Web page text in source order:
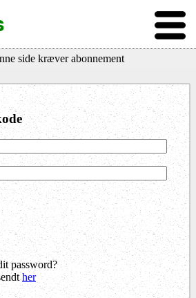
side kræver abonnement
password?
her